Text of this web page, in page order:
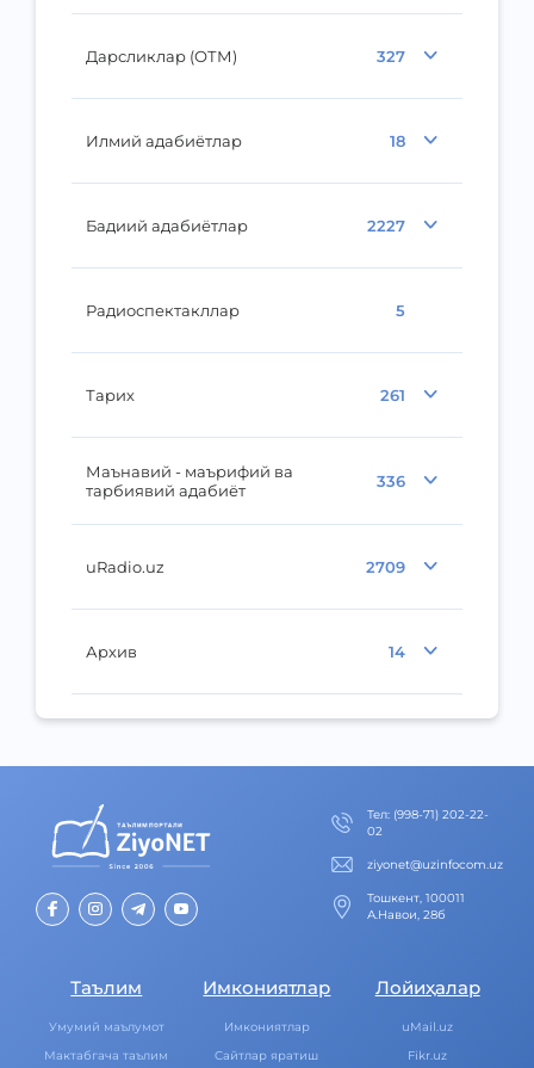
Дарсликлар (ОТМ) 327
Илмий адабиётлар 18
Бадиий адабиётлар 2227
Радиоспектакллар 5
Тарих 261
Маънавий - маърифий ва
тарбиявий адабиёт
336
uRadio.uz 2709
Архив 14
Тел: (998-71) 202-22-
02
ziyonet@uzinfocom.uz
Тошкент, 100011
А.Навои, 28б
Таълим
Умумий маълумот
Мактабгача таълим
Имкониятлар
Имкониятлар
Cайтлар яратиш
Лойиҳалар
uMail.uz
Fikr.uz